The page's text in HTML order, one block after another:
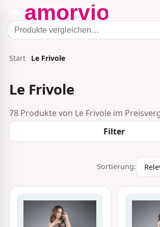
Start Le Frivole
Le Frivole
78 Produkte von Le Frivole im
Filter
Sortierung: